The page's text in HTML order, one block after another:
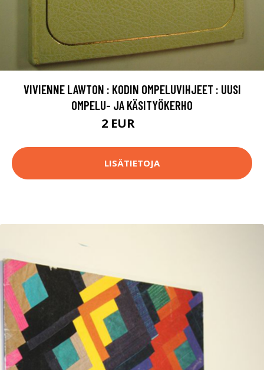
VIVIENNE LAWTON : KODIN OMPELUVIHJEET : UUSI
OMPELU- JA KÄSITYÖKERHO
2 EUR
LISÄTIETOJA